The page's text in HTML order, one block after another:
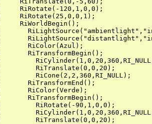
RiRotate(-120,1,0,0);
RiRotate(25,0,0,1);
RiWorldBegin();
RiColor(Azul);
RiTransformBegin();
RiTranslate(0,0,20);
RiCone(2,2,360,RI_NULL);
RiTransformEnd();
RiColor(Verde);
RiTransformBegin();
RiRotate(-90,1,0,0);